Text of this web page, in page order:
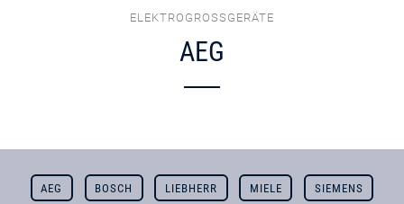
ELEKTROGROSSGERÄTE
AEG
AEG BOSCH LIEBHERR MIELE SIEMENS